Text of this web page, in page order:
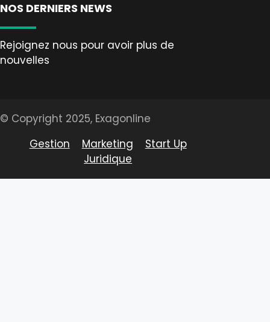
NOS DERNIERS NEWS
Rejoignez nous pour avoir plus de
nouvelles
© Copyright 2025, Exagonline
Gestion
Marketing
Start Up
Juridique